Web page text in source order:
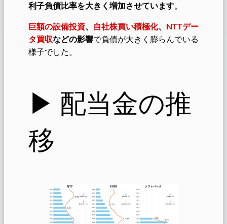
利子負債比率を大きく増加させています。
巨額の設備投資、 自社株買い積極化、 NTTデー
タ買収などの影響で負債が大きく膨らんでいる
様子でした。
▶︎ 配当金の推
移